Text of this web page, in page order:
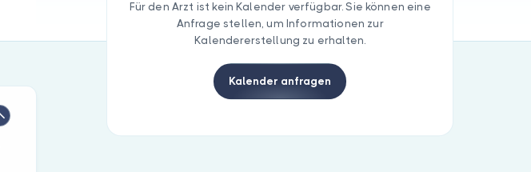
Für den Arzt ist kein Kalender verfügbar. Sie können eine
Anfrage stellen, um Informationen zur
Kalendererstellung zu erhalten.
Kalender anfragen